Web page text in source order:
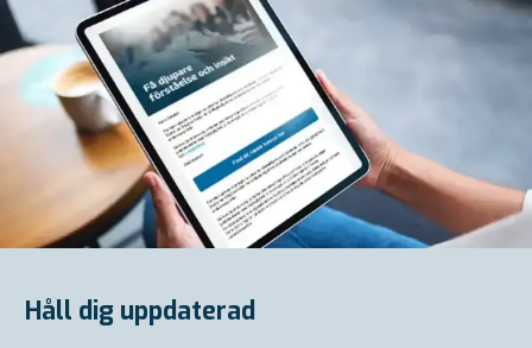
Håll dig uppdaterad